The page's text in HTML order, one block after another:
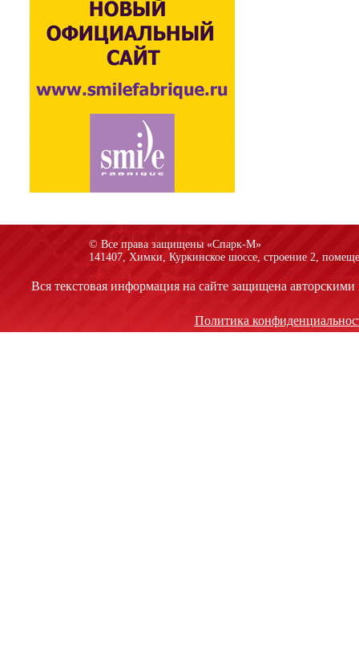
© Все права защищены «Спарк-M»
141407, Химки, Куркинское шоссе, строение 2,
Вся текстовая информация на сайте защищена
Политика